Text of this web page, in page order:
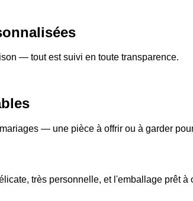
— tout est suivi en toute transparence.
— une pièce à offrir ou à garder
très personnelle, et l'emballage prêt